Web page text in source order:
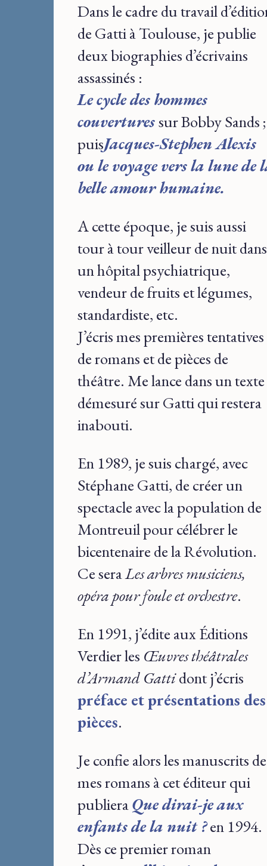
Dans le cadre du travail
de Gatti à Toulouse, je publie
deux biographies d’écrivains
assassinés :
Le cycle des hommes
couverturessur Bobby Sands ;
puisJacques-Stephen Alexis
ou le voyage vers la lune de
belle amour humaine.
A cette époque, je suis aussi
tour à tour veilleur de nuit dans
un hôpital psychiatrique,
vendeur de fruits et légumes,
standardiste, etc.
J’écris mes premières tentatives
de romans et de pièces de
théâtre. Me lance dans un texte
démesuré sur Gatti qui restera
inabouti.
En 1989, je suis chargé, avec
Stéphane Gatti, de créer un
spectacle avec la population de
Montreuil pour célébrer le
bicentenaire de la Révolution.
Ce seraLes arbres musiciens,
opéra pour foule et orchestre.
En 1991, j’édite aux Éditions
Verdier les Œuvres théâtrales
d’Armand Gattidont j’écris
préface et présentations des
pièces.
Je confie alors les manuscrits de
mes romans à cet éditeur qui
publieraQue dirai-je aux
enfants de la nuit ?en 1994.
Dès ce premier roman